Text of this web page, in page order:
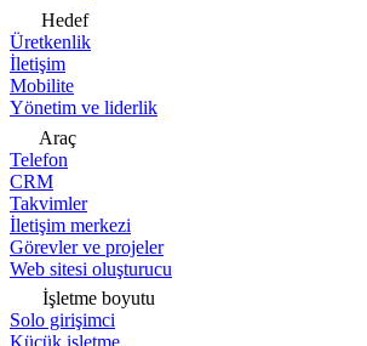
Hedef
Üretkenlik
İletişim
Mobilite
Yönetim ve liderlik
Araç
Telefon
CRM
Takvimler
İletişim merkezi
Görevler ve projeler
Web sitesi oluşturucu
İşletme boyutu
Solo girişimci
Küçük işletme